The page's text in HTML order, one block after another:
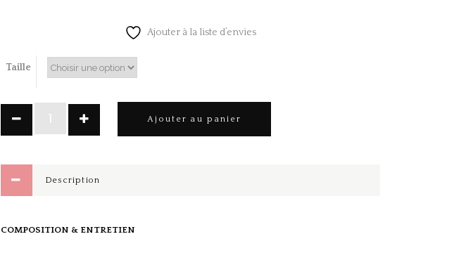
Ajouter à la liste d’envies
Taille
Marron
quantity
Ajouter au panier
Description
COMPOSITION & ENTRETIEN